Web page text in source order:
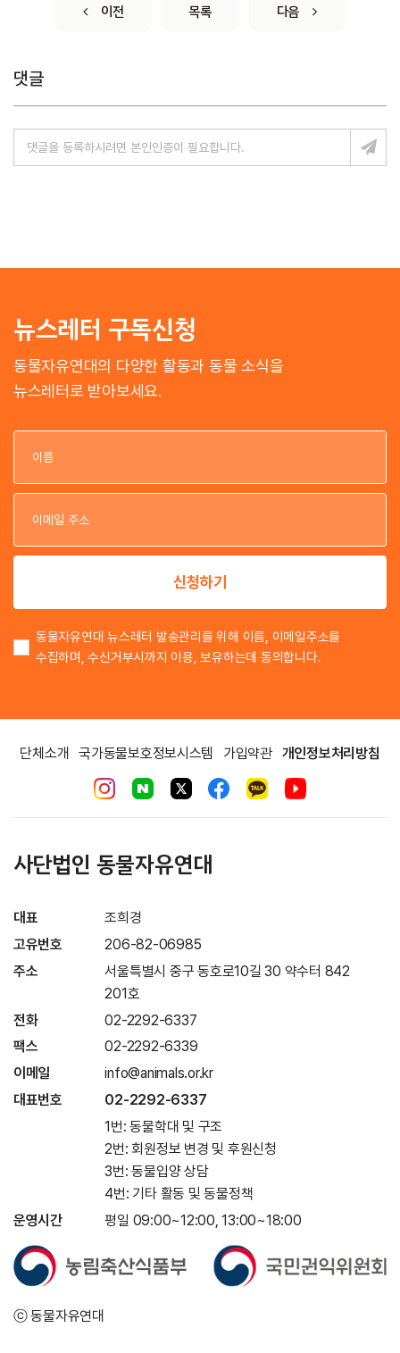
이전 목록 다음
댓글
뉴스레터 구독신청
동물자유연대의 다양한 활동과 동물 소식을
뉴스레터로 받아보세요.
이
이
신청하기
동물자유연대 뉴스레터 발송관리를 위해 이름, 이메일주소를
수집하며, 수신거부시까지 이용, 보유하는데 동의합니다.
단체소개 국가동물보호정보시스템 가입약관 개인정보처리방침
사단법인 동물자유연대
대표
조희경
고유번호
206-82-06985
주소
서울특별시 중구 동호로10길 30 약수터 842
201호
전화
02-2292-6337
팩스
02-2292-6339
이메일
info@animals.or.kr
대표번호
02-2292-6337
1번: 동물학대 및 구조
2번: 회원정보 변경 및 후원신청
3번: 동물입양 상담
4번: 기타 활동 및 동물정책
운영시간
평일 09:00~12:00, 13:00~18:00
ⓒ 동물자유연대